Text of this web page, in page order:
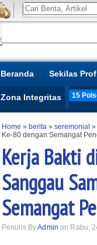
Beranda Sekilas
Zona Integritas 15
Home » berita » seremonial »
Ke-80 dengan Semangat
Kerja Bakti
Sanggau
Semangat
Penulis ByAdmin on Rabu,